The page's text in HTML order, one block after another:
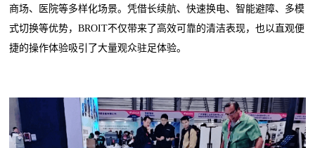
商场、医院等多样化场景。凭借长续航、快速换电、智能避障、多模
式切换等优势，BROIT不仅带来了高效可靠的清洁表现，也以直观便
捷的操作体验吸引了大量观众驻足体验。